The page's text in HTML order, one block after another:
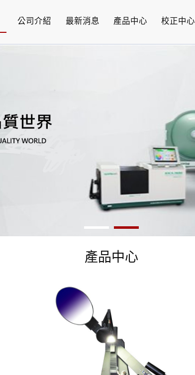
公司介紹 最新消息 產品中心 校正中心
產品中心